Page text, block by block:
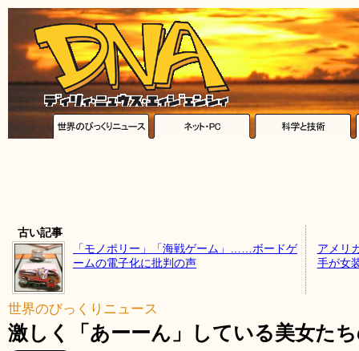
古い記事
「モノポリー」「海戦ゲーム」……ボードゲ
ームの電子化に批判の声
アメリ
手が女
世界のびっくりニュース
激しく「あーーん」している美女た